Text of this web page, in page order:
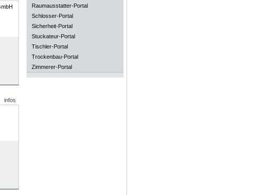
infos
Raumausstatter-Portal
Schlosser-Portal
Sicherheit-Portal
Stuckateur-Portal
Tischler-Portal
Trockenbau-Portal
Zimmerer-Portal